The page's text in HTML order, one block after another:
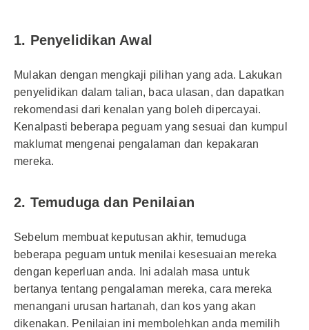
1. Penyelidikan Awal
Mulakan dengan mengkaji pilihan yang ada. Lakukan
penyelidikan dalam talian, baca ulasan, dan dapatkan
rekomendasi dari kenalan yang boleh dipercayai.
Kenalpasti beberapa peguam yang sesuai dan kumpul
maklumat mengenai pengalaman dan kepakaran
mereka.
2. Temuduga dan Penilaian
Sebelum membuat keputusan akhir, temuduga
beberapa peguam untuk menilai kesesuaian mereka
dengan keperluan anda. Ini adalah masa untuk
bertanya tentang pengalaman mereka, cara mereka
menangani urusan hartanah, dan kos yang akan
dikenakan. Penilaian ini membolehkan anda memilih